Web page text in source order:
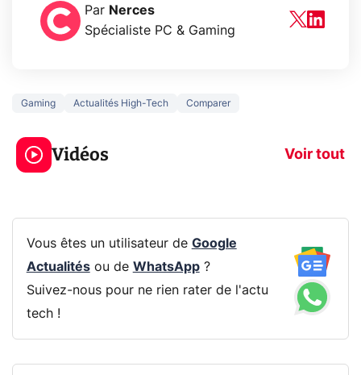
Par Nerces
Spécialiste PC & Gaming
Gaming Actualités High-Tech Comparer
Vidéos Voir tout
3 écrans en 1 pour
319€ ? Voici L'AOC
CQ32G4ZA !
prochaine
Vous êtes un utilisateur de Google
Actualitésou de WhatsApp?
Suivez-nous pour ne rien rater de l'actu
tech !